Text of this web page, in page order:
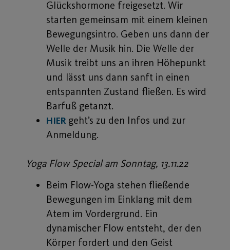
Glückshormone freigesetzt. Wir
starten gemeinsam mit einem kleinen
Bewegungsintro. Geben uns dann der
Welle der Musik hin. Die Welle der
Musik treibt uns an ihren Höhepunkt
und lässt uns dann sanft in einen
entspannten Zustand fließen. Es wird
Barfuß getanzt.
HIER geht’s zu den Infos und zur
Anmeldung.
Yoga Flow Special am Sonntag, 13.11.22
Beim Flow-Yoga stehen fließende
Bewegungen im Einklang mit dem
Atem im Vordergrund. Ein
dynamischer Flow entsteht, der den
Körper fordert und den Geist